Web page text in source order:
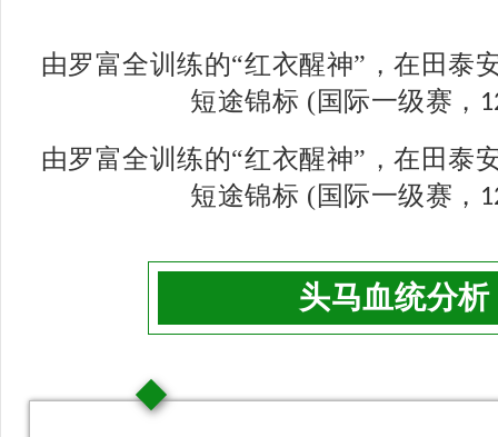
由罗富全训练的“红衣醒神”，在田泰
短途锦标 (国际一级赛，
由罗富全训练的“红衣醒神”，在田泰
短途锦标 (国际一级赛，
头马血统分析